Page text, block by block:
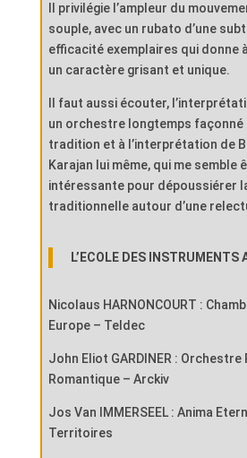
Il privilégie l’ampleur du
souple, avec un rubato d’une
efficacité exemplaires qui donne
un caractère grisant et unique.
Il faut aussi écouter,
un orchestre longtemps façonné
tradition et à l’interprétation de
Karajan lui même, qui me semble
intéressante pour dépoussiérer
traditionnelle autour d’une
L’ECOLE DES INSTRUMENTS
Nicolaus HARNONCOURT :
Europe – Teldec
John Eliot GARDINER :
Romantique – Arckiv
Jos Van IMMERSEEL : Anima
Territoires